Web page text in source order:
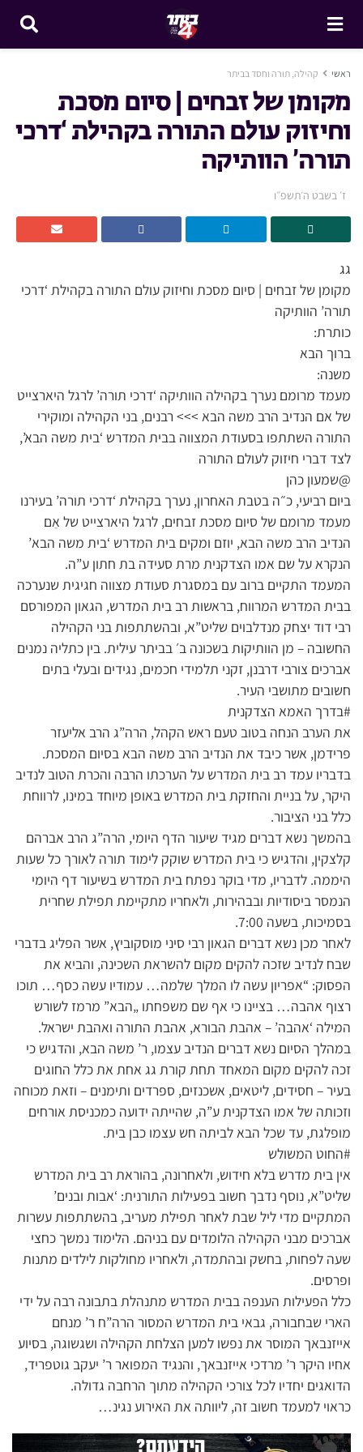
ראשי קהילה, תורה וחסד בביתר
מקומן של זבחים | סיום מסכת
וחיזוק עולם התורה בקהילת ‘דרכי
תורה’ הוותיקה
ז׳ בשבט ה׳תשפ״ו
גג
מקומן של זבחים | סיום מסכת וחיזוק עולם התורה בקהילת ‘דרכי
תורה’ הוותיקה
כותרת:
ברוך הבא
משנה:
מעמד מרומם נערך בקהילה הוותיקה ‘דרכי תורה’ לרגל היארצייט
של אם הנדיב הרב משה הבא >>> רבנים, בני הקהילה ומוקירי
התורה השתתפו בסעודת המצווה בבית המדרש ‘בית משה הבא’,
לצד דברי חיזוק לעולם התורה
@שמעון כהן
ביום רביעי, כ״ה בטבת האחרון, נערך בקהילת ‘דרכי תורה’ בעירנו
מעמד מרומם של סיום מסכת זבחים, לרגל היארצייט של אֵם
הנדיב הרב משה הבא, יוזם ומקים בית המדרש ‘בית משה הבא’
הנקרא על שם אמו הצדקנית מרת סעידה בת חתון ע”ה.
המעמד התקיים ברוב עם במסגרת סעודת מצווה חגיגית שנערכה
בבית המדרש המרווח, בראשות רב בית המדרש, הגאון המפורסם
רבי דוד יצחק מנדלבוים שליט”א, ובהשתתפות בני הקהילה
החשובה – מן הוותיקות בשכונה ב׳ בביתר עילית. בין כתליה נמנים
אברכים צורבי דרבנן, זקני תלמידי חכמים, נגידים ובעלי בתים
חשובים מתושבי העיר.
#בדרך האמא הצדקנית
את הערב הנחה בטוב טעם ראש הקהל, הרה”ג הרב אליעזר
פרידמן, אשר כיבד את הנדיב הרב משה הבא בסיום המסכת.
בדבריו עמד רב בית המדרש על הערכתו הרבה והכרת הטוב לנדיב
היקר, על בניית והחזקת בית המדרש באופן מיוחד במינו, לרווחת
כלל בני הציבור.
בהמשך נשא דברים מגיד שיעור הדף היומי, הרה”ג הרב אברהם
קלצקין, והדגיש כי בית המדרש שוקק לימוד תורה לאורך כל שעות
היממה. לדבריו, מדי בוקר נפתח בית המדרש בשיעור דף היומי
הנמסר ביסודיות ובבהירות, ולאחריו מתקיימת תפילת שחרית
בסמיכות, בשעה 7:00.
לאחר מכן נשא דברים הגאון רבי סיני מוסקוביץ, אשר הפליג בדברי
שבח לנדיב שזכה להקים מקום להשראת השכינה, והביא את
הפסוק: “אפריון עשה לו המלך שלמה… עמודיו עשה כסף… תוכו
רצוף אהבה… בציינו כי אף שם משפחתו „הבא” מרמז לשורש
המילה ‘אהבה’ – אהבת הבורא, אהבת התורה ואהבת ישראל.
במהלך הסיום נשא דברים הנדיב עצמו, ר’ משה הבא, והדגיש כי
זכה להקים מקום המאחד תחת קורת גג אחת את כלל החוגים
בעיר – חסידים, ליטאים, אשכנזים, ספרדים ותימנים – וזאת מכוחה
וזכותה של אמו הצדקנית ע”ה, שהייתה ידועה כמכניסת אורחים
מופלגת, עד שכל הבא לביתה חש עצמו כבן בית.
#החוט המשולש
אין בית מדרש בלא חידוש, ולאחרונה, בהוראת רב בית המדרש
שליט”א, נוסף נדבך חשוב בפעילות התורנית: ‘אבות ובנים’
המתקיים מדי ליל שבת לאחר תפילת מעריב, בהשתתפות עשרות
אברכים מבני הקהילה הלומדים עם בניהם. הלימוד נמשך כחצי
שעה לפחות, בחשק ובהתמדה, ולאחריו מחולקות לילדים מתנות
ופרסים.
כלל הפעילות הענפה בבית המדרש מתנהלת בתבונה רבה על ידי
הארי שבחבורה, גבאי בית המדרש המסור הרה”ח ר’ מנחם
אייזנבאך המוסר את נפשו למען הצלחת הקהילה ושגשוגה, בסיוע
אחיו היקר ר’ מרדכי אייזנבאך, והנגיד המפואר ר’ יעקב גוטפריד,
הדואגים יחדיו לכל צורכי הקהילה מתוך הרחבה גדולה.
כראוי למעמד חשוב זה, ליוותה את האירוע נגינ…